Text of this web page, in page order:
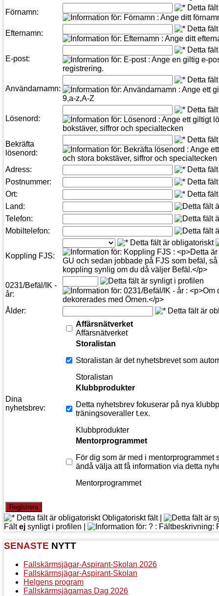
Förnamn:
Efternamn:
E-post:
Användarnamn:
Lösenord:
Bekräfta
lösenord:
Adress:
Postnummer:
Ort:
Land:
Telefon:
Mobiltelefon:
Koppling FJS:
0231/Befäl/IK -
år:
Ålder:
Dina
nyhetsbrev:
Affärsnätverket
Affärsnätverket
Storalistan
Storalistan är det nyhetsbrevet som
Storalistan
Klubbprodukter
Detta nyhetsbrev fokuserar på nya
träningsoveraller t.ex.
Klubbprodukter
Mentorprogrammet
För dig som är med i
ändå välja att få information via detta
Mentorprogrammet
Obligatoriskt fält |
Fältej synligt i profilen |
SENASTE NYTT
Fallskärmsjägar-Aspirant-Skolan 2026
Fallskärmsjägar-Aspirant-Skolan
Helgens program
Fallskärmsjägarnas Dag 2026